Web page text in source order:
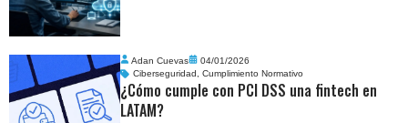
Adan Cuevas
04/01/2026
Ciberseguridad ,Cumplimiento Normativo
¿Cómo cumple con PCI DSS una fintech en
LATAM?